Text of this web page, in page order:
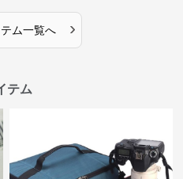
ム一覧へ ›
テム